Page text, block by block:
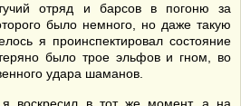
отряд и барсов в погоню за
было немного, но даже такую
я проинспектировал состояние
было трое эльфов и гном, во
удара шаманов.